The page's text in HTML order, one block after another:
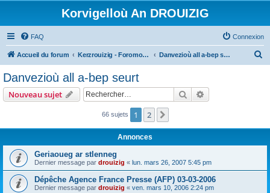
Korvigelloù An DROUIZIG
FAQ Connexion
Accueil du forum Kerzrouizig - Foromoù An Drouizig Danvezioù all a-bep seurt
e
Danvezioù all a-bep seurt
Nouveau sujet Rechercher
66 sujets 1 2
Annonces
Geriaoueg ar stlenneg
Dernier message par drouizig « lun. mars 26, 2007 5:45 pm
Dépêche Agence France Presse (AFP) 03-03-2006
Dernier message par drouizig « ven. mars 10, 2006 2:24 pm